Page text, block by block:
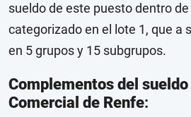
sueldo de este puesto dentro
categorizado en el lote 1, que a
en 5 grupos y 15 subgrupos.
Complementos del
Comercial de Renfe: